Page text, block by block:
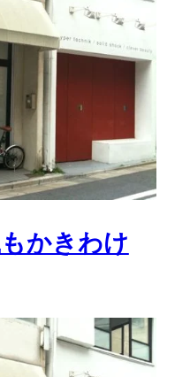
かきわけ